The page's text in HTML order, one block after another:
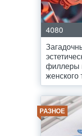
4080
филлеры
женского
РАЗНОЕ